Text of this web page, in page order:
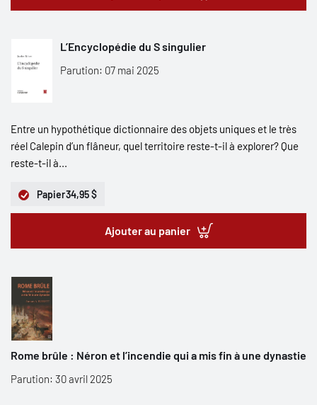
L’Encyclopédie du S singulier
Parution: 07 mai 2025
Entre un hypothétique dictionnaire des objets uniques et le très
réel Calepin d’un flâneur, quel territoire reste-t-il à explorer? Que
reste-t-il à...
Papier34,95 $
Ajouter au panier
Rome brûle : Néron et l’incendie qui a mis fin à une dynastie
Parution: 30 avril 2025